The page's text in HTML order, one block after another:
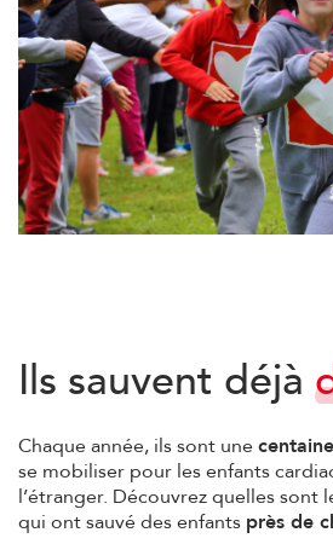
Ils sauvent déjà
Chaque année, ils sont une
se mobiliser pour les enfants
l’étranger. Découvrez quelles sont
qui ont sauvé des enfants près de